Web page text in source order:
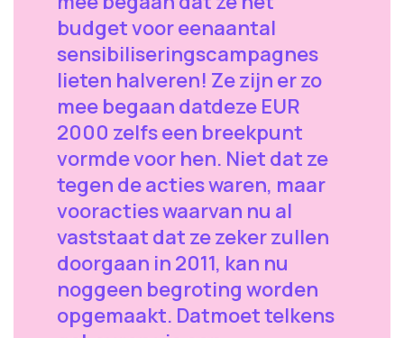
budget voor eenaantal
sensibiliseringscampagnes
lieten halveren! Ze zijn er zo
mee begaan datdeze EUR
2000 zelfs een breekpunt
vormde voor hen. Niet dat ze
tegen de acties waren, maar
vooracties waarvan nu al
vaststaat dat ze zeker zullen
doorgaan in 2011, kan nu
noggeen begroting worden
opgemaakt. Datmoet telkens